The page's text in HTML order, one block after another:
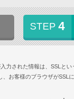
STEP 4
力された情報は、SSLとい
、お客様のブラウザがSSL